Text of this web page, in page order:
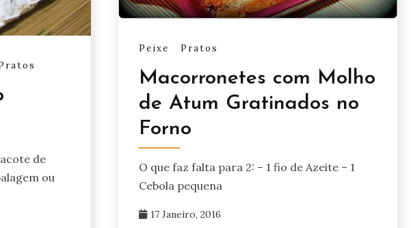
de
ou
Peixe Pratos
Macorronetes com Molho
de Atum Gratinados no
Forno
O que faz falta para 2: – 1 fio de Azeite – 1
Cebola pequena
17 Janeiro, 2016